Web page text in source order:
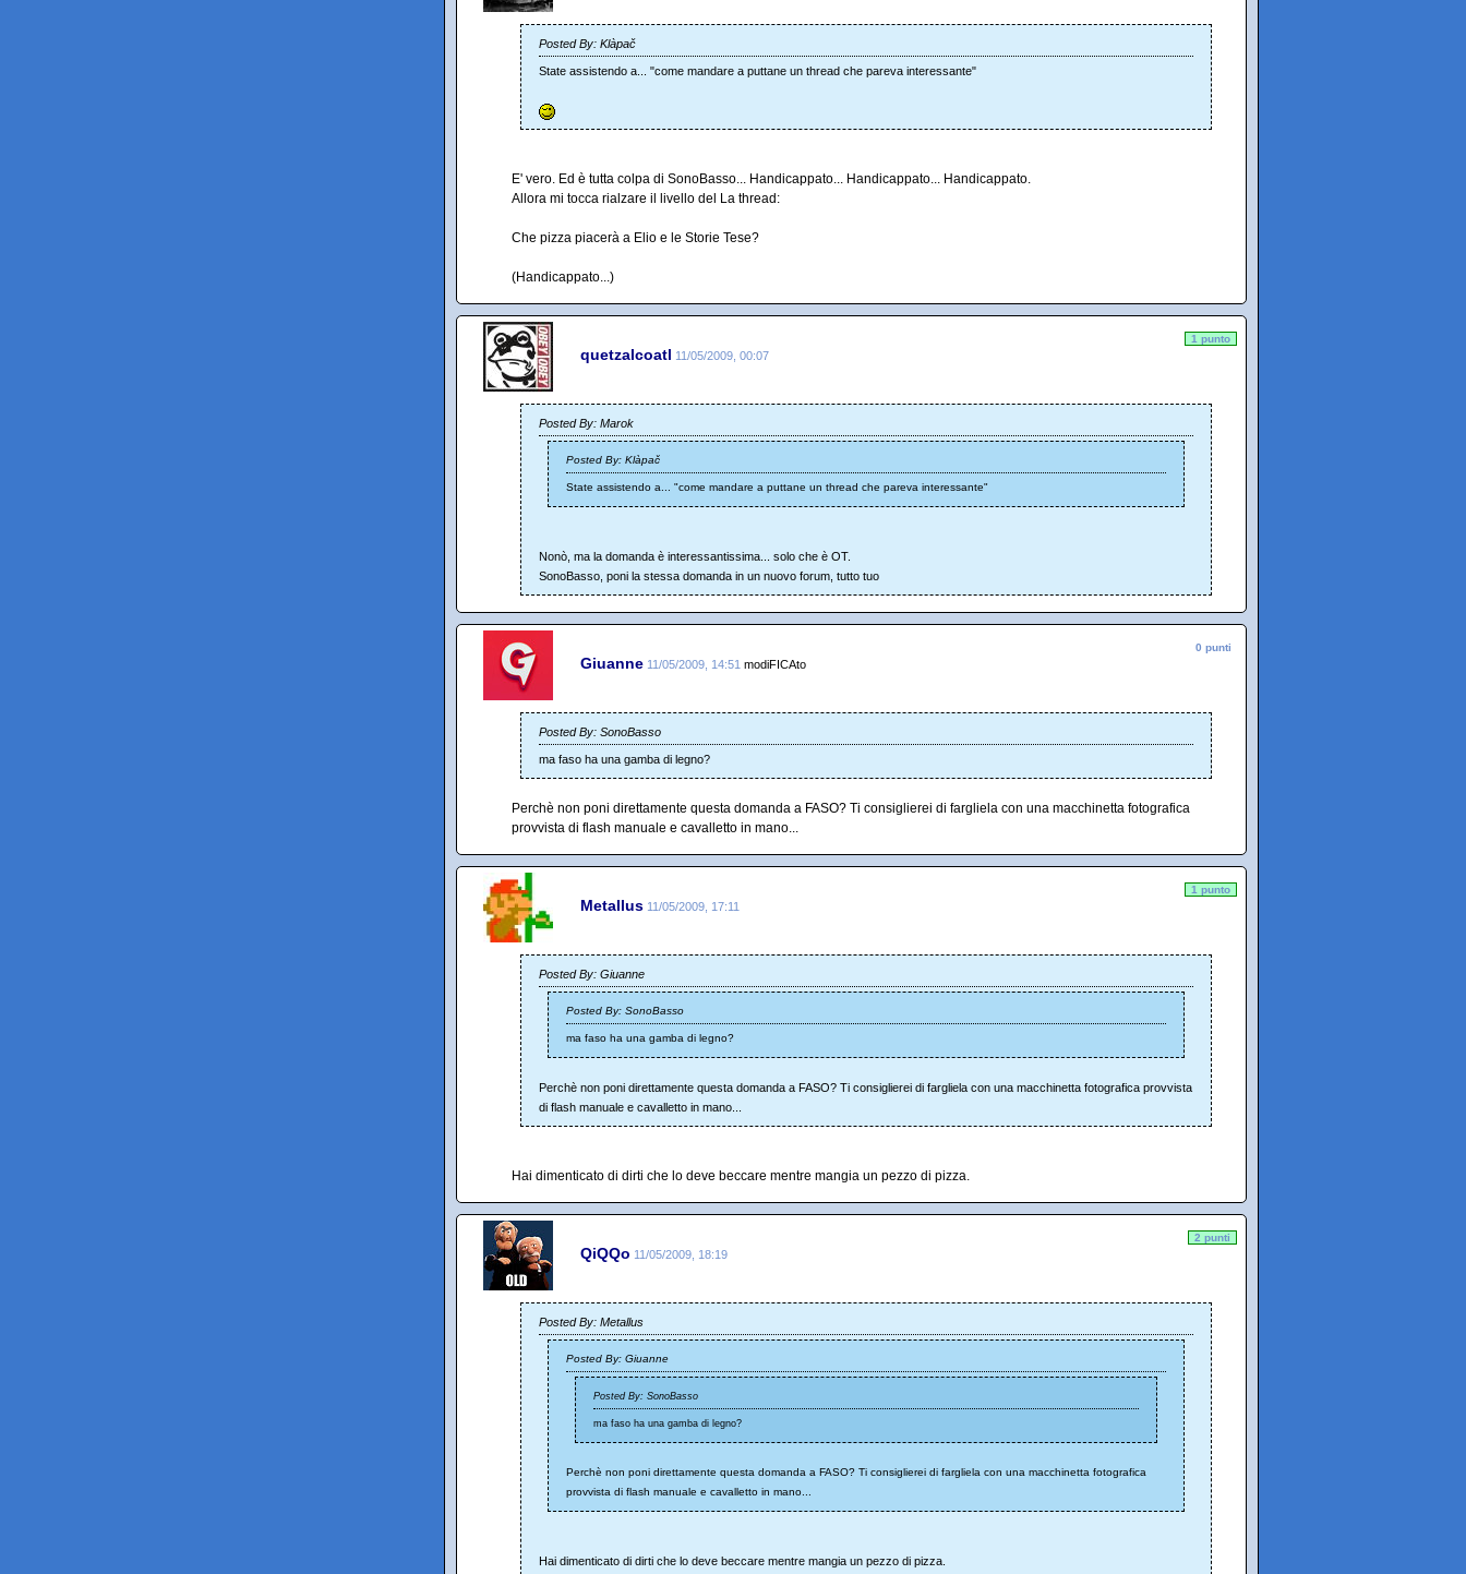
Posted By: Klàpač
State assistendo a... "come mandare a puttane un thread che pareva interessante"
E' vero. Ed è tutta colpa di SonoBasso... Handicappato... Handicappato... Handicappato.
Allora mi tocca rialzare il livello del La thread:
Che pizza piacerà a Elio e le Storie Tese?
(Handicappato...)
quetzalcoatl 11/05/2009, 00:07
1 punto
Posted By: Marok
Posted By: Klàpač
State assistendo a... "come mandare a puttane un thread che pareva interessante"
Nonò, ma la domanda è interessantissima... solo che è OT.
SonoBasso, poni la stessa domanda in un nuovo forum, tutto tuo
Giuanne 11/05/2009, 14:51 modiFICAto
0 punti
Posted By: SonoBasso
ma faso ha una gamba di legno?
Perchè non poni direttamente questa domanda a FASO? Ti consiglierei di fargliela con una macchinetta fotografica
provvista di flash manuale e cavalletto in mano...
Metallus 11/05/2009, 17:11
1 punto
Posted By: Giuanne
Posted By: SonoBasso
ma faso ha una gamba di legno?
Perchè non poni direttamente questa domanda a FASO? Ti consiglierei di fargliela con una macchinetta fotografica provvista
di flash manuale e cavalletto in mano...
Hai dimenticato di dirti che lo deve beccare mentre mangia un pezzo di pizza.
QiQQo 11/05/2009, 18:19
2 punti
Posted By: Metallus
Posted By: Giuanne
Posted By: SonoBasso
ma faso ha una gamba di legno?
Perchè non poni direttamente questa domanda a FASO? Ti consiglierei di fargliela con una macchinetta fotografica
provvista di flash manuale e cavalletto in mano...
Hai dimenticato di dirti che lo deve beccare mentre mangia un pezzo di pizza.